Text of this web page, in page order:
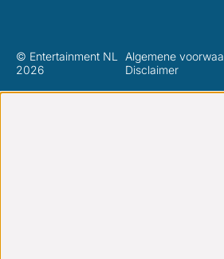
© Entertainment NL
2026
Algemene
Disclaimer